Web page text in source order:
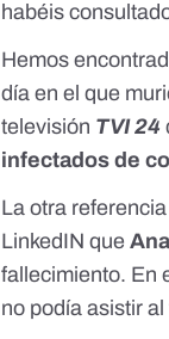
habéis
Hemos
día en el que
televisión TVI 24
infectados de
La otra
LinkedIN que
fallecimiento. En
no podía asistir